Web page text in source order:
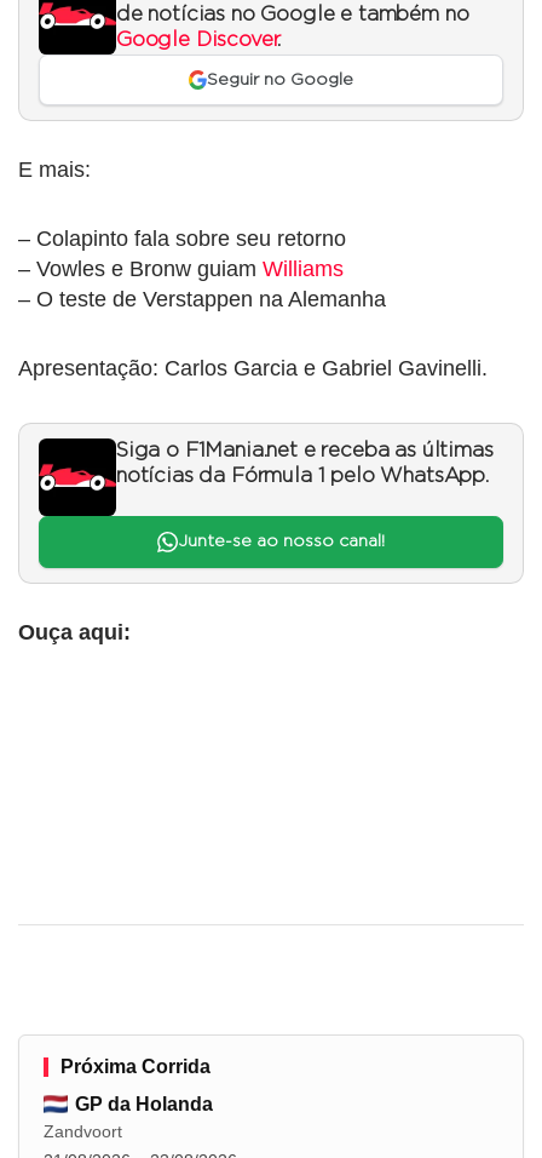
de notícias no Google e também no
Google Discover.
Seguir no Google
E mais:
– Colapinto fala sobre seu retorno
– Vowles e Bronw guiam Williams
– O teste de Verstappen na Alemanha
Apresentação: Carlos Garcia e Gabriel Gavinelli.
Siga o F1Mania.net e receba as últimas
notícias da Fórmula 1 pelo WhatsApp.
Junte-se ao nosso canal!
Ouça aqui:
Próxima Corrida
GP da Holanda
Zandvoort